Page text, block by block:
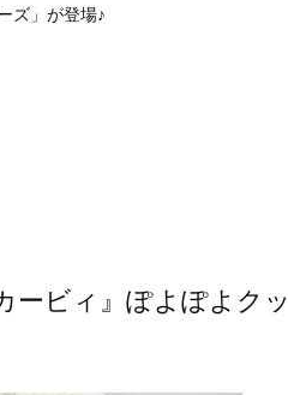
ズ」が登場♪
ービィ』ぽよぽよクッ